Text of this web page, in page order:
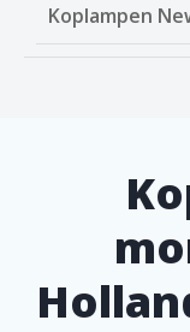
Koplampen